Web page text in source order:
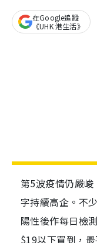
在Google追蹤
《UHK 港生活》
第5波疫情仍嚴
字持續高企。不
陽性後作每日檢
$19以下買到，